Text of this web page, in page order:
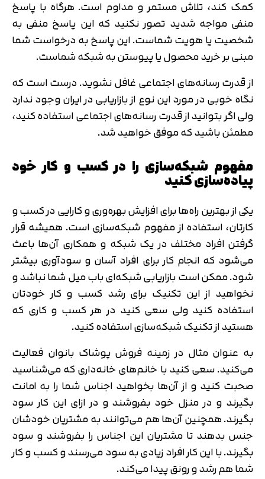
کمک کند، تلاش مستمر و مداوم است. هرگاه با پاسخ
منفی مواجه شدید تصور نکنید که این پاسخ منفی به
شخصیت یا هویت شماست. این پاسخ به درخواست شما
مبنی بر خرید محصول یا پیوستن به شبکه شماست.
از قدرت رسانه‌های اجتماعی غافل نشوید. درست است که
نگاه خوبی در مورد این نوع از بازاریابی در ایران وجود ندارد
ولی اگر بتوانید از قدرت رسانه‌های اجتماعی استفاده کنید،
مطمئن باشید که موفق خواهید شد.
مفهوم شبکه‌سازی را در کسب و کار خود
پیاده‌سازی کنید
یکی از بهترین راه‌ها برای افزایش بهره‌وری و کارایی در کسب و
کارتان، استفاده از مفهوم شبکه‌سازی است. همیشه قرار
گرفتن افراد مختلف در یک شبکه و همکاری آن‌ها باعث
می‌شود که انجام کار برای افراد آسان و سودآوری بیشتر
شود. ممکن است بازاریابی شبکه‌ای باب میل شما نباشد و
نخواهید از این تکنیک برای رشد کسب و کار خودتان
استفاده کنید ولی سعی کنید در هر کسب و کاری که
هستید از تکنیک شبکه‌سازی استفاده کنید.
به عنوان مثال در زمینه فروش پوشاک بانوان فعالیت
می‌کنید. سعی کنید با خانم‌های خانه‌داری که می‌شناسید
صحبت کنید و از آن‌ها بخواهید اجناس شما را به امانت
بگیرند و در منزل خود بفروشند و در ازای این کار سود
بگیرند. همچنین آن‌ها هم می‌توانند به مشتریان خودشان
جنس بدهند تا مشتریان این اجناس را بفروشند و سود
بگیرند. با این کار افراد زیادی به سود می‌رسند و کسب و کار
شما هم رشد و رونق پیدا می‌کند.